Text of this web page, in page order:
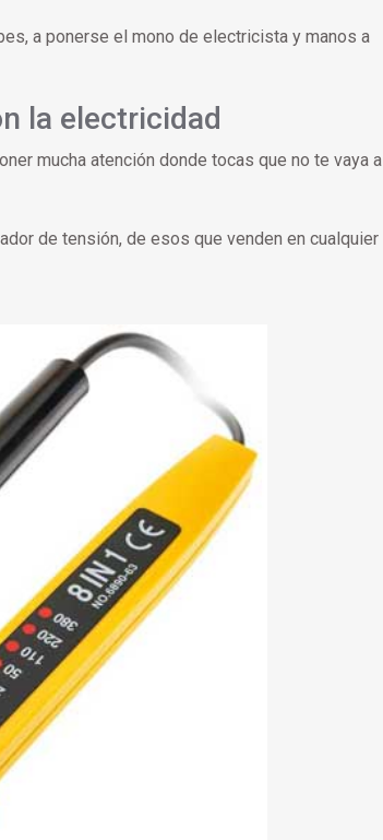
a ponerse el mono de electricista y manos a
la electricidad
mucha atención donde tocas que no te vaya a
de tensión, de esos que venden en cualquier